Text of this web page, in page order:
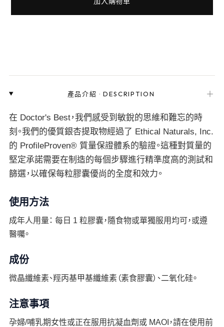
產品介紹 ·DESCRIPTION ＋
在 Doctor's Best，我們感受到敏銳的思維和難忘的時
刻。我們的優質銀杏提取物經過了 Ethical Naturals, Inc.
的 ProfileProven® 質量保證體系的驗證。這種對質量的
堅定承諾需要在制造的每個步驟進行精準度高的測試和
篩選，以確保每粒膠囊優尚的全度和效力。
使用方法
成年人用量： 每日 1 粒膠囊，隨食物或單獨服用均可，或遵
醫囑。
成份
微晶纖維素、羥丙基甲基纖維素（素食膠囊）、二氧化硅。
注意事項
孕婦/哺乳期女性或正在服用抗凝血劑或 MAOI，請在使用前